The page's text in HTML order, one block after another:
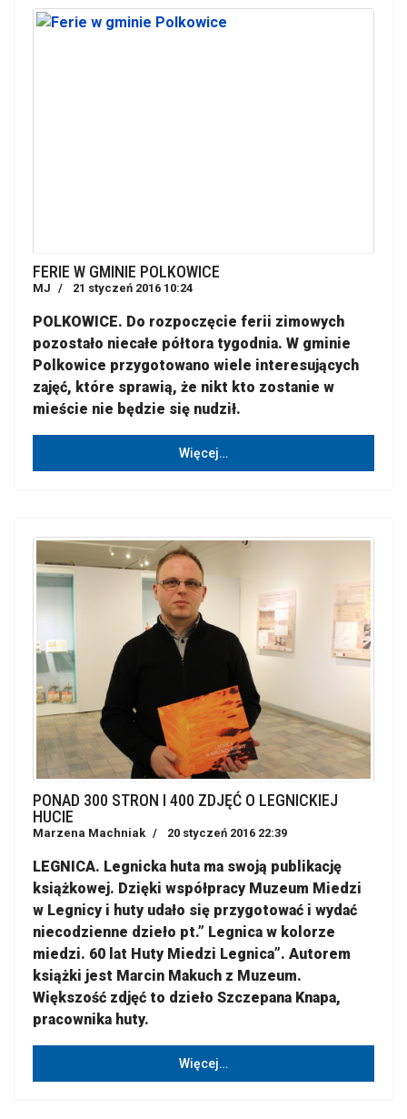
FERIE W GMINIE POLKOWICE
MJ 21 styczeń 2016 10:24
POLKOWICE. Do rozpoczęcie ferii zimowych
pozostało niecałe półtora tygodnia. W gminie
Polkowice przygotowano wiele interesujących
zajęć, które sprawią, że nikt kto zostanie w
mieście nie będzie się nudził.
Więcej…
PONAD 300 STRON I 400 ZDJĘĆ O LEGNICKIEJ
HUCIE
Marzena Machniak 20 styczeń 2016 22:39
LEGNICA. Legnicka huta ma swoją publikację
książkowej. Dzięki współpracy Muzeum Miedzi
w Legnicy i huty udało się przygotować i wydać
niecodzienne dzieło pt.” Legnica w kolorze
miedzi. 60 lat Huty Miedzi Legnica”. Autorem
książki jest Marcin Makuch z Muzeum.
Większość zdjęć to dzieło Szczepana Knapa,
pracownika huty.
Więcej…